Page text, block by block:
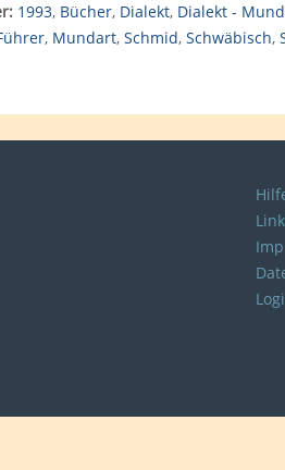
1993, Bücher, Dialekt, Dialekt -
, Mundart, Schmid, Schwäbisch,